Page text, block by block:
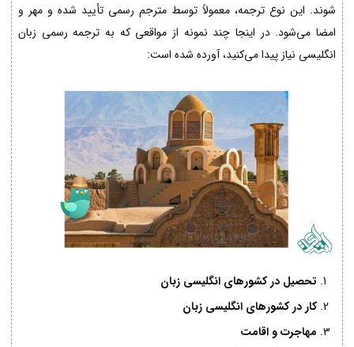
شوند. این نوع ترجمه، معمولاً توسط مترجم رسمی تأیید شده و مهر و
امضا می‌شود. در اینجا چند نمونه از مواقعی که به ترجمه رسمی زبان
انگلیسی نیاز پیدا می‌کنید، آورده شده است:
تحصیل در کشورهای انگلیسی زبان
کار در کشورهای انگلیسی زبان
مهاجرت و اقامت